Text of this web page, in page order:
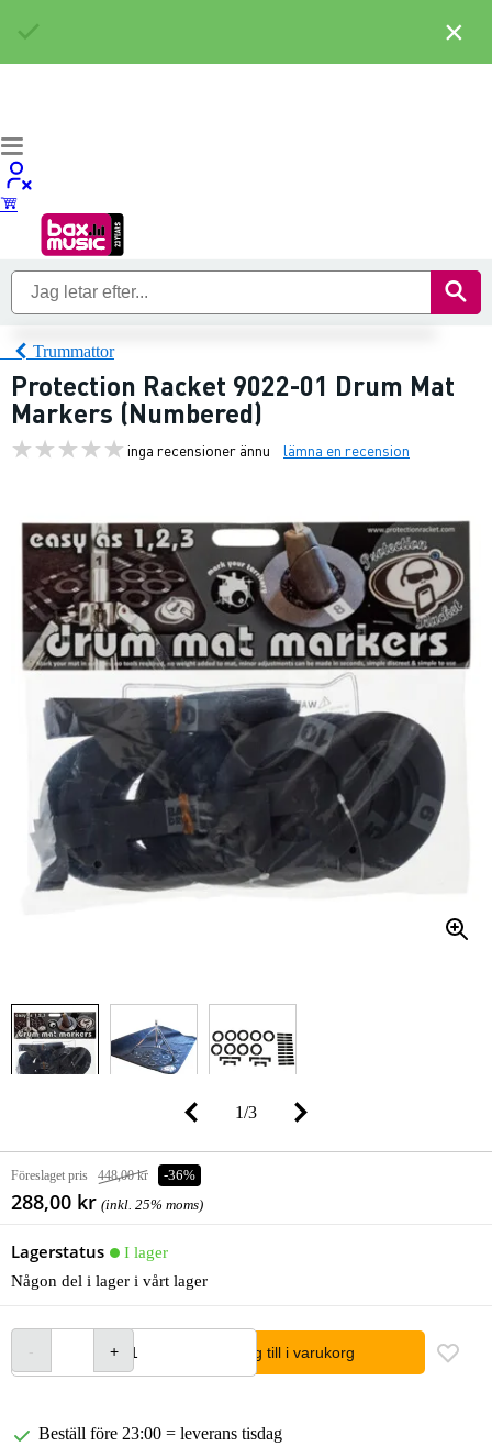
Trummattor
Protection Racket 9022-01 Drum Mat
Markers (Numbered)
inga recensioner ännu lämna en recension
1/3
Föreslaget pris 448,00 kr -36%
288,00 kr (inkl. 25% moms)
Lagerstatus
I lager
Någon del i lager i vårt lager
lägg till i varukorg
Beställ före 23:00 = leverans tisdag
×